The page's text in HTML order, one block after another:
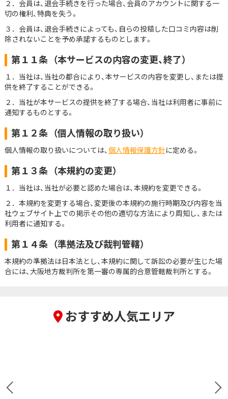
２．会員は、退会手続きを行った場合、会員のアカウントに関する一
切の権利、特典を失う。
３．会員は、退会手続きによっても、自らの投稿した口コミ内容は削
除されないことを予め承諾するものとします。
第１１条 （本サービスの内容の変更、終了）
１．当社は、当社の都合により、本サービスの内容を変更し、または提
供を終了することができる。
２．当社が本サービスの提供を終了する場合、当社は利用者に事前に
通知するものとする。
第１２条 （個人情報の取り扱い）
個人情報の取り扱いについては、 個人情報保護方針に定める。
第１３条 （本規約の変更）
１．当社は、当社が必要と認めた場合は、本規約を変更できる。
２．本規約を変更する場合、変更後の本規約の施行時期及び内容を当
社ウェブサイト上での掲示その他の適切な方法により周知し、または
利用者に通知する。
第１４条 （準拠法及び裁判管轄）
本規約の準拠法は日本法とし、本規約に関して訴訟の必要が生じた場
合には、大阪地方裁判所を第一審の専属的合意管轄裁判所とする。
おすすめ人気エリア